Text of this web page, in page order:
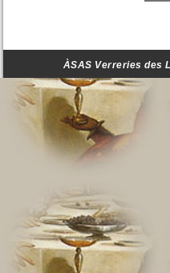
ÀSAS Verreries des